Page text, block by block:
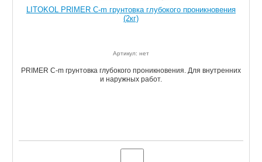
LITOKOL PRIMER C-m грунтовка глубокого проникновения
(2кг)
Артикул: нет
PRIMER C-m грунтовка глубокого проникновения. Для внутренних
и наружных работ.